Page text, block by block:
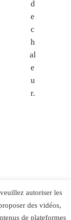
d
e
c
h
al
e
u
r.
autoriser les
des vidéos,
de plateformes